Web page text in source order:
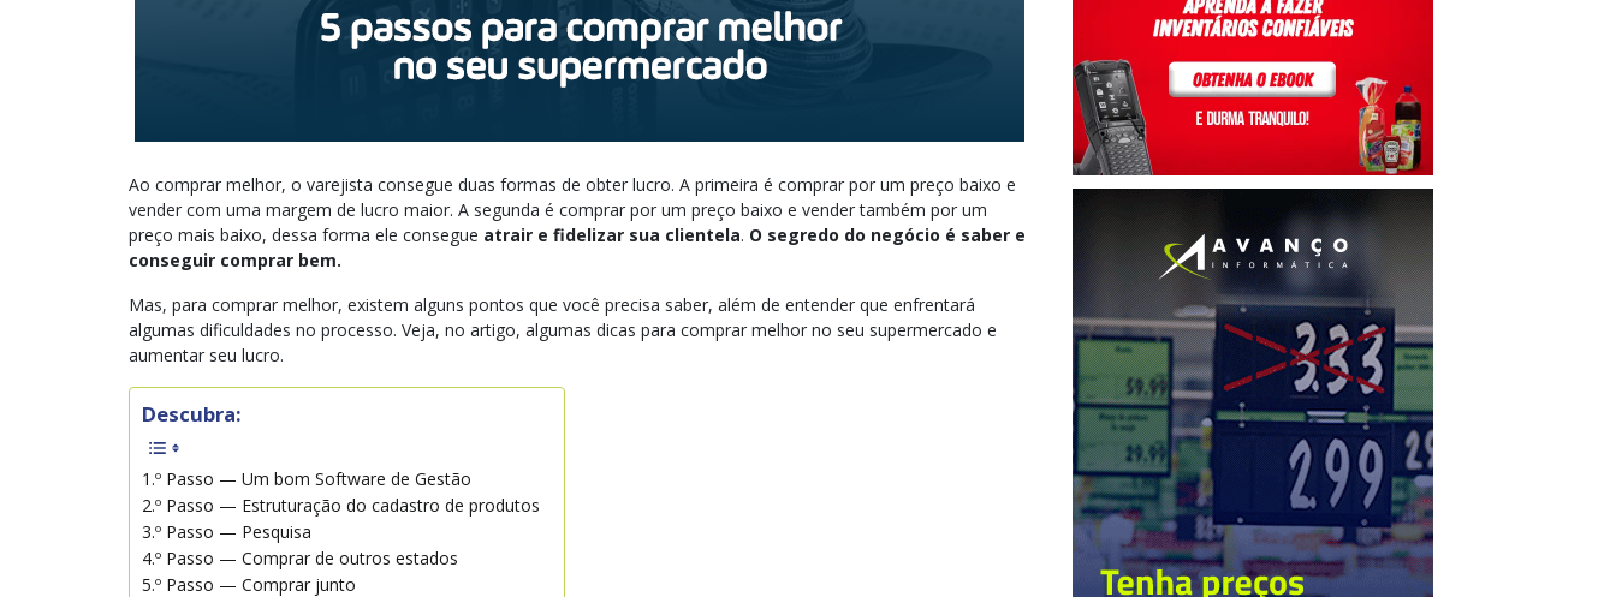
Ao comprar melhor, o varejista consegue duas formas de obter lucro. A primeira é comprar por um preço baixo e
vender com uma margem de lucro maior. A segunda é comprar por um preço baixo e vender também por um
preço mais baixo, dessa forma ele consegue atrair e fidelizar sua clientela. O segredo do negócio é saber e
conseguir comprar bem.
Mas, para comprar melhor, existem alguns pontos que você precisa saber, além de entender que enfrentará
algumas dificuldades no processo. Veja, no artigo, algumas dicas para comprar melhor no seu supermercado e
aumentar seu lucro.
Descubra:
1.º Passo — Um bom Software de Gestão
2.º Passo — Estruturação do cadastro de produtos
3.º Passo — Pesquisa
4.º Passo — Comprar de outros estados
5.º Passo — Comprar junto